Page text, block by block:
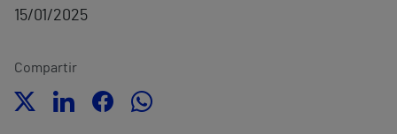
15/01/2025
Compartir